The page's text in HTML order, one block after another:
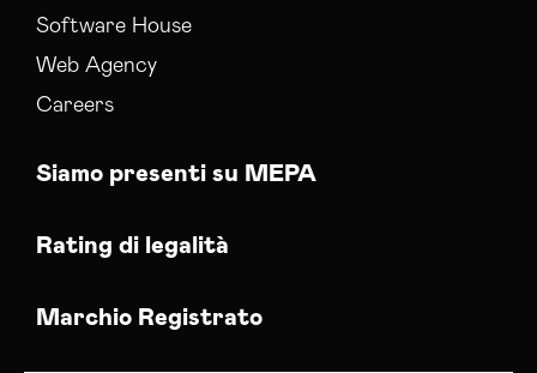
Software House
Web Agency
Careers
Siamo presenti su MEPA
Rating di legalità
Marchio Registrato